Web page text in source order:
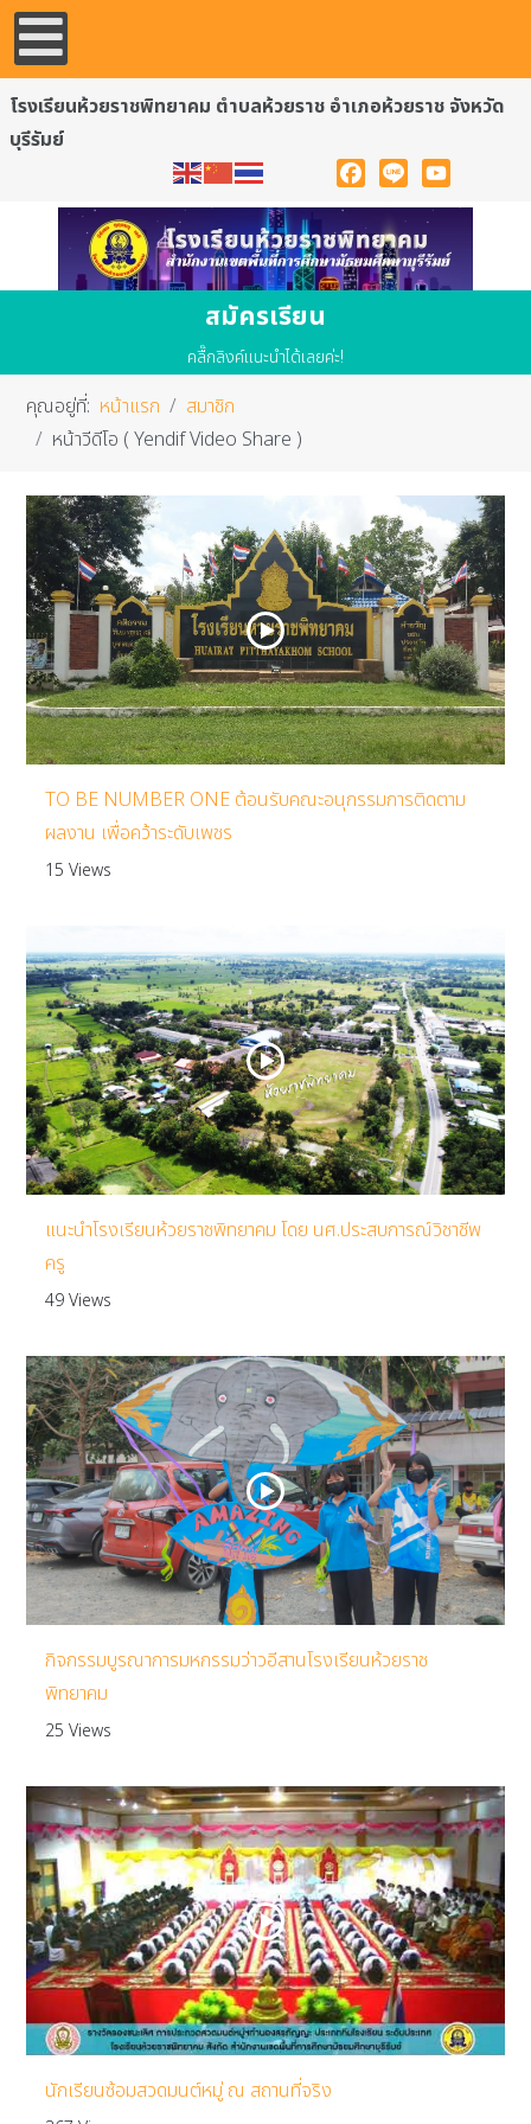
โรงเรียนห้วยราชพิทยาคม ตำบลห้วยราช อำเภอห้วยราช จังหวัด
บุรีรัมย์
Facebook
Line YouTube
สมัครเรียน
คลื๊กลิงค์แนะนำได้เลยค่ะ!
คุณอยู่ที่: หน้าแรก
สมาชิก
หน้าวีดีโอ ( Yendif Video Share )
TO BE NUMBER ONE ต้อนรับคณะอนุกรรมการติดตาม
ผลงาน เพื่อคว้าระดับเพชร
15 Views
แนะนำโรงเรียนห้วยราชพิทยาคม โดย นศ.ประสบการณ์วิชาชีพ
ครู
49 Views
กิจกรรมบูรณาการมหกรรมว่าวอีสานโรงเรียนห้วยราช
พิทยาคม
25 Views
นักเรียนซ้อมสวดมนต์หมู่ ณ สถานที่จริง